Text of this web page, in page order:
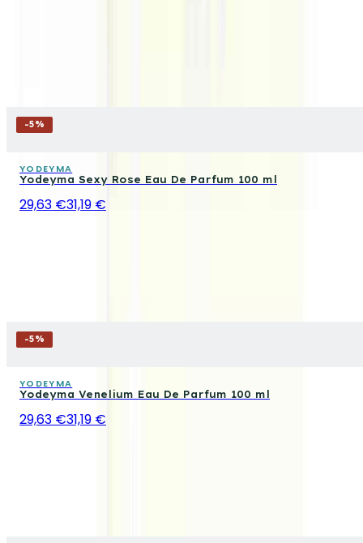
-5%
YODEYMA
Yodeyma Sexy Rose Eau De Parfum 100 ml
29,63 €31,19 €
-5%
YODEYMA
Yodeyma Venelium Eau De Parfum 100 ml
29,63 €31,19 €